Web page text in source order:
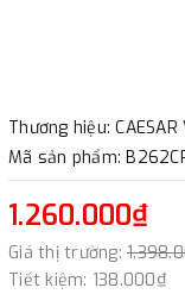
Thương hiệu:
Mã sản phẩm:
1.260.000₫
Giá thị trường:
Tiết kiệm: 138.000₫